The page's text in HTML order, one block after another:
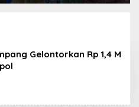
Nelayan Sampang
Gelontorkan Rp 1,4 M